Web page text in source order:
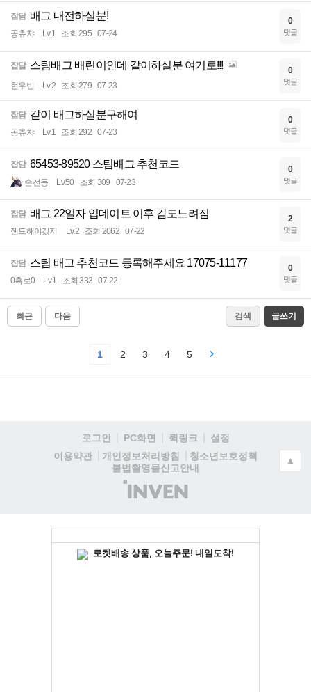
잡담 배그 내전하실분!
공츄챠 Lv.1 조회 295 07-24
0
댓글
잡담 스팀배그 배린이인데 같이하실분 여기로!!!
현우빈 Lv.2 조회 279 07-23
0
댓글
잡담 같이 배그하실분구해여
공츄챠 Lv.1 조회 292 07-23
0
댓글
잡담 65453-89520 스팀배그 추천코드
손전등 Lv.50 조회 309 07-23
0
댓글
잡담 배그 22일자 업데이트 이후 감도느려짐
잼드해야겠지 Lv.2 조회 2062 07-22
2
댓글
잡담 스팀 배그 추천코드 등록해주세요 17075-11177
0흑로0 Lv.1 조회 333 07-22
0
댓글
최근 다음 검색 글쓰기
1 2 3 4 5
로그인 PC화면 퀵링크
설정
이용약관
개인정보처리방침
청소년보호정책
불법촬영물신고안내
(주)
인
▲